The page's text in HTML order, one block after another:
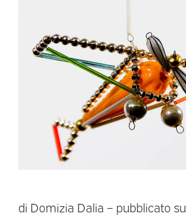
di Domizia Dalia – pubblicato su